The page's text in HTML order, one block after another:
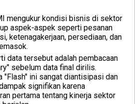
mengukur kondisi bisnis di sektor
aspek-aspek seperti pesanan
ketenagakerjaan, persediaan, dan
data tersebut adalah pembacaan
sebelum data final dirilis.
"Flash" ini sangat diantisipasi dan
signifikan karena
pertama tentang kinerja sektor